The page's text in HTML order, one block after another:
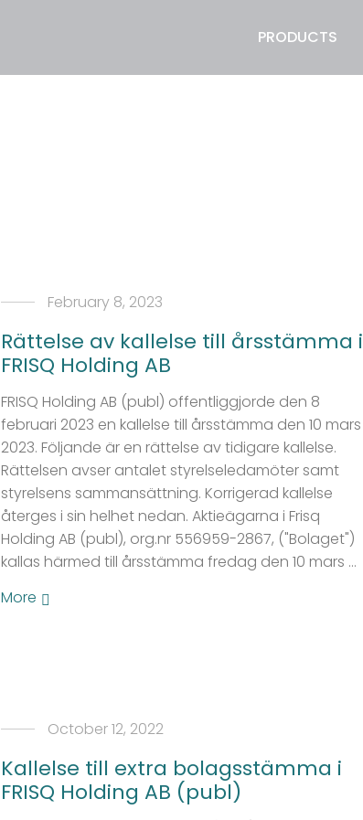
PRODUCTS
February 8, 2023
Rättelse av kallelse till årsstämma i
FRISQ Holding AB
FRISQ Holding AB (publ) offentliggjorde den 8
februari 2023 en kallelse till årsstämma den 10 mars
2023. Följande är en rättelse av tidigare kallelse.
Rättelsen avser antalet styrelseledamöter samt
styrelsens sammansättning. Korrigerad kallelse
återges i sin helhet nedan. Aktieägarna i Frisq
Holding AB (publ), org.nr 556959-2867, ("Bolaget")
kallas härmed till årsstämma fredag den 10 mars …
More
October 12, 2022
Kallelse till extra bolagsstämma i
FRISQ Holding AB (publ)